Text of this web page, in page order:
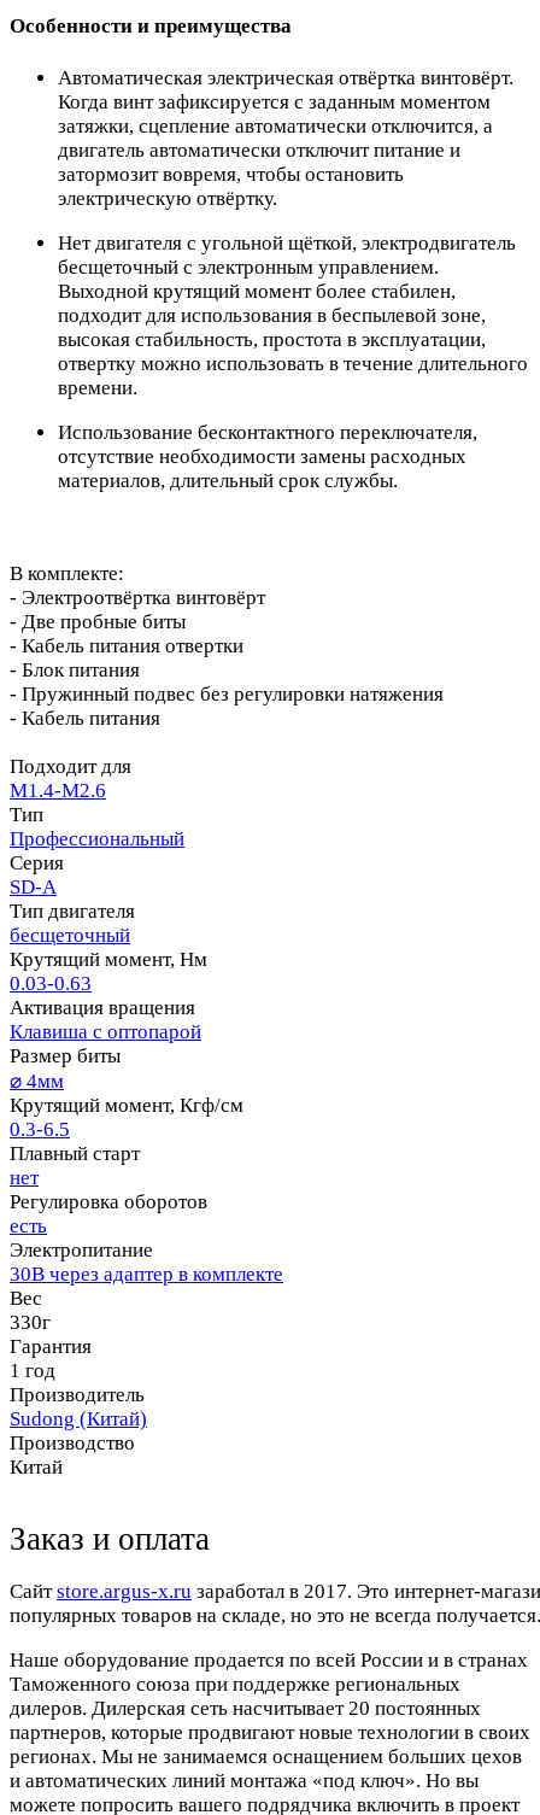
Особенности и преимущества
Автоматическая электрическая отвёртка винтовёрт.
Когда винт зафиксируется с заданным моментом
затяжки, сцепление автоматически отключится, а
двигатель автоматически отключит питание и
затормозит вовремя, чтобы остановить
электрическую отвёртку.
Нет двигателя с угольной щёткой, электродвигатель
бесщеточный с электронным управлением.
Выходной крутящий момент более стабилен,
подходит для использования в беспылевой зоне,
высокая стабильность, простота в эксплуатации,
отвертку можно использовать в течение длительного
времени.
Использование бесконтактного переключателя,
отсутствие необходимости замены расходных
материалов, длительный срок службы.
В комплекте:
- Электроотвёртка винтовёрт
- Две пробные биты
- Кабель питания отвертки
- Блок питания
- Пружинный подвес без регулировки натяжения
- Кабель питания
Подходит для
M1.4-M2.6
Тип
Профессиональный
Серия
SD-A
Тип двигателя
бесщеточный
Крутящий момент, Нм
0.03-0.63
Активация вращения
Клавиша с оптопарой
Размер биты
⌀ 4мм
Крутящий момент, Кгф/см
0.3-6.5
Плавный старт
нет
Регулировка оборотов
есть
Электропитание
30В через адаптер в комплекте
Вес
330г
Гарантия
1 год
Производитель
Sudong (Китай)
Производство
Китай
Заказ и оплата
Cайтstore.argus-x.ru заработал в 2017. Это интернет-
популярных товаров на складе, но это не всегда
Наше оборудование продается по всей России и в странах
Таможенного союза при поддержке региональных
дилеров. Дилерская сеть насчитывает 20 постоянных
партнеров, которые продвигают новые технологии в своих
регионах. Мы не занимаемся оснащением больших цехов
и автоматических линий монтажа «под ключ». Но вы
можете попросить вашего подрядчика включить в проект